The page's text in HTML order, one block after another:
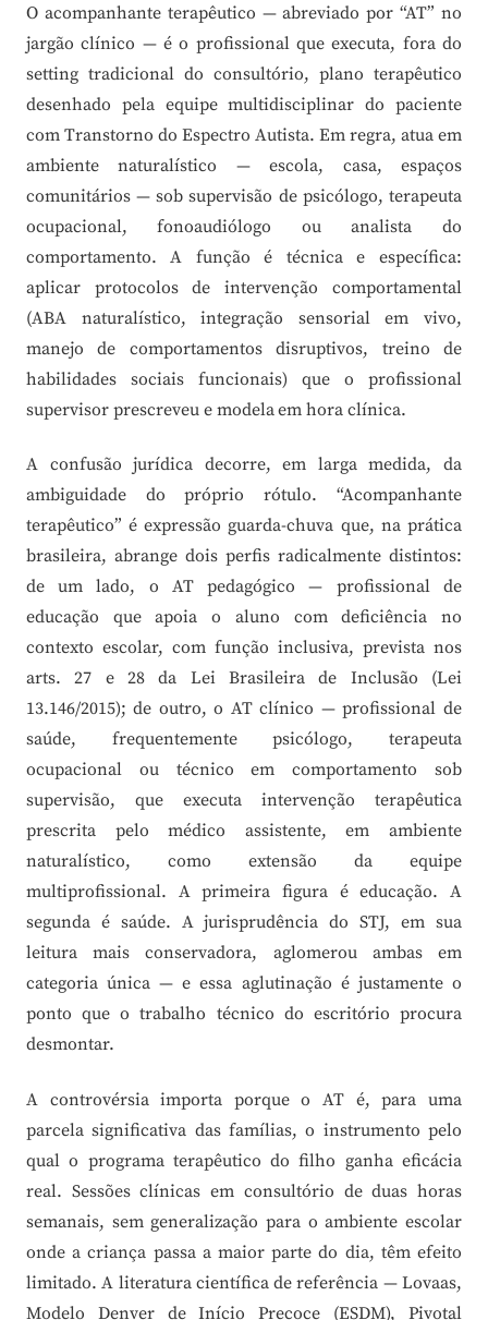
O acompanhante terapêutico — abreviado por “AT” no
jargão clínico — é o profissional que executa, fora do
setting tradicional do consultório, plano terapêutico
desenhado pela equipe multidisciplinar do paciente
com Transtorno do Espectro Autista. Em regra, atua em
ambiente naturalístico — escola, casa, espaços
comunitários — sob supervisão de psicólogo, terapeuta
ocupacional, fonoaudiólogo ou analista do
comportamento. A função é técnica e específica:
aplicar protocolos de intervenção comportamental
(ABA naturalístico, integração sensorial em vivo,
manejo de comportamentos disruptivos, treino de
habilidades sociais funcionais) que o profissional
supervisor prescreveu e modela em hora clínica.
A confusão jurídica decorre, em larga medida, da
ambiguidade do próprio rótulo. “Acompanhante
terapêutico” é expressão guarda-chuva que, na prática
brasileira, abrange dois perfis radicalmente distintos:
de um lado, o AT pedagógico — profissional de
educação que apoia o aluno com deficiência no
contexto escolar, com função inclusiva, prevista nos
arts. 27 e 28 da Lei Brasileira de Inclusão (Lei
13.146/2015); de outro, o AT clínico — profissional de
saúde, frequentemente psicólogo, terapeuta
ocupacional ou técnico em comportamento sob
supervisão, que executa intervenção terapêutica
prescrita pelo médico assistente, em ambiente
naturalístico, como extensão da equipe
multiprofissional. A primeira figura é educação. A
segunda é saúde. A jurisprudência do STJ, em sua
leitura mais conservadora, aglomerou ambas em
categoria única — e essa aglutinação é justamente o
ponto que o trabalho técnico do escritório procura
desmontar.
A controvérsia importa porque o AT é, para uma
parcela significativa das famílias, o instrumento pelo
qual o programa terapêutico do filho ganha eficácia
real. Sessões clínicas em consultório de duas horas
semanais, sem generalização para o ambiente escolar
onde a criança passa a maior parte do dia, têm efeito
limitado. A literatura científica de referência — Lovaas,
Modelo Denver de Início Precoce (ESDM), Pivotal